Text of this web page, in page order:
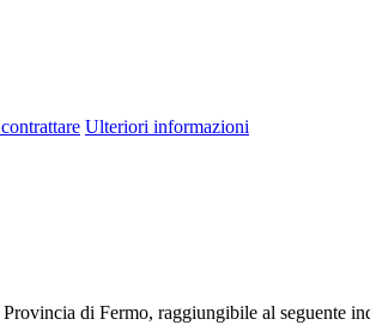
Ulteriori informazioni
di Fermo, raggiungibile al seguente